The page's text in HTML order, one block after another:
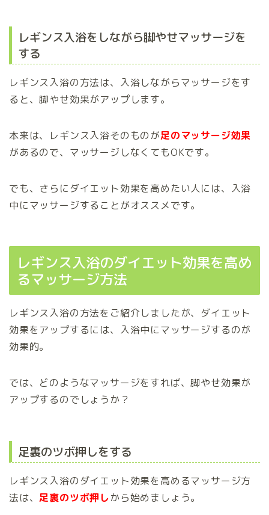
レギンス入浴をしながら脚やせマッサージを
する
レギンス入浴の方法は、入浴しながらマッサージをす
ると、脚やせ効果がアップします。
本来は、レギンス入浴そのものが足のマッサージ効果
があるので、マッサージしなくてもOKです。
でも、さらにダイエット効果を高めたい人には、入浴
中にマッサージすることがオススメです。
レギンス入浴のダイエット効果を高め
るマッサージ方法
レギンス入浴の方法をご紹介しましたが、ダイエット
効果をアップするには、入浴中にマッサージするのが
効果的。
では、どのようなマッサージをすれば、脚やせ効果が
アップするのでしょうか？
足裏のツボ押しをする
レギンス入浴のダイエット効果を高めるマッサージ方
法は、足裏のツボ押しから始めましょう。